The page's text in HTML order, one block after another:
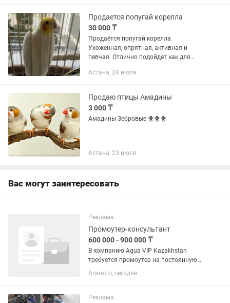
Продается попугай корелла
30 000 ₸
Продаётся попугай корелла.
Ухоженная, опрятная, активная и
певчая. Отлично подойдёт как для
о пернатом друге. Вместе с попугаем
Астана, 24 июля
Продаю птицы Амадины
3 000 ₸
Амадины Зебровые 🐥🐥🐥
Астана, 23 июля
Вас могут заинтересовать
Реклама
Промоутер-консультант
600 000 - 900 000 ₸
В компанию Aqua VIP Kazakhstan
требуется промоутер на постоянную
работу.Мы занимаемся продажей быт
тех для уюта и комфорта .Обязанность
попросить запустить специалистов...
Алматы, сегодня
Реклама